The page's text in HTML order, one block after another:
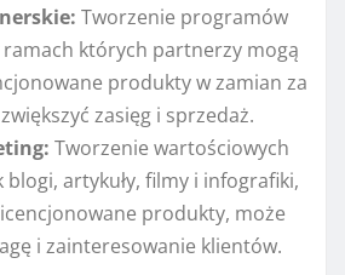
Tworzenie programów
których partnerzy mogą
produkty w zamian za
zasięg i sprzedaż.
Tworzenie wartościowych
artykuły, filmy i infografiki,
produkty, może
i zainteresowanie klientów.